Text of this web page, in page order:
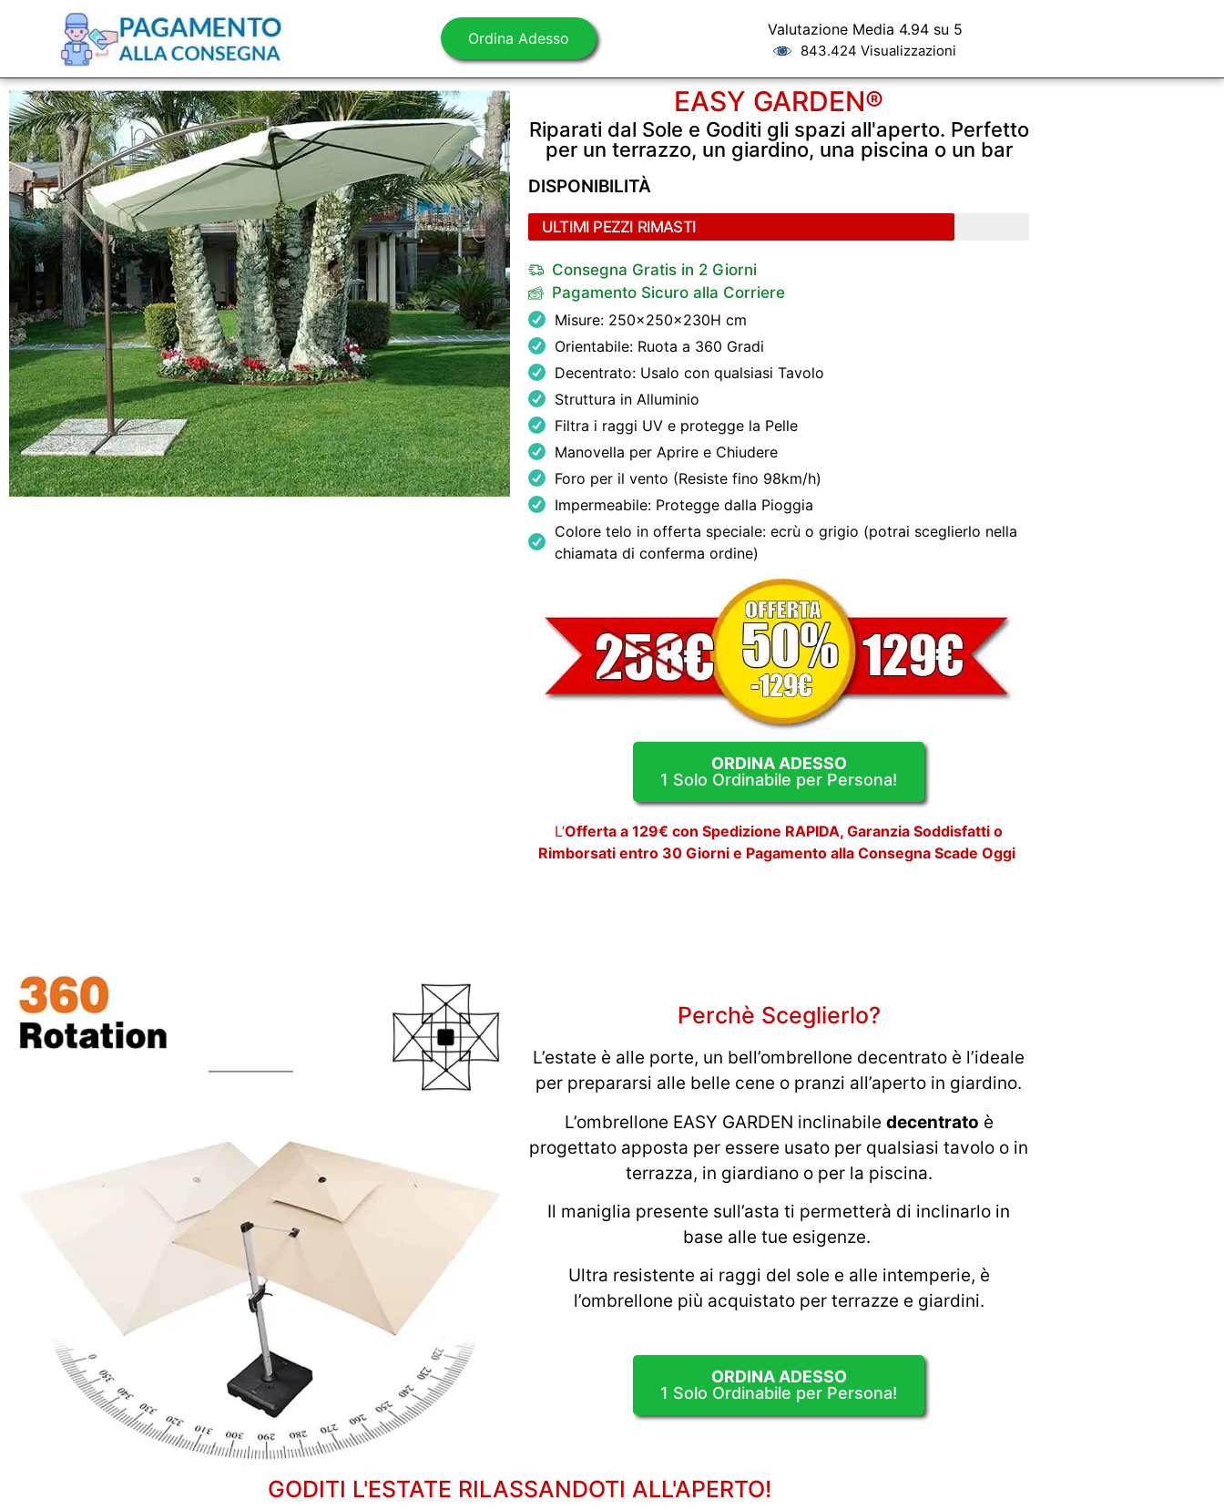
Ordina Adesso Valutazione Media 4.94 su 5
843.424 Visualizzazioni
EASY GARDEN®
Riparati dal Sole e Goditi gli spazi all'aperto. Perfetto
per un terrazzo, un giardino, una piscina o un bar
DISPONIBILITÀ
ULTIMI PEZZI RIMASTI
Consegna Gratis in 2 Giorni
Pagamento Sicuro alla Corriere
Misure: 250x250x230H cm
Orientabile: Ruota a 360 Gradi
Decentrato: Usalo con qualsiasi Tavolo
Struttura in Alluminio
Filtra i raggi UV e protegge la Pelle
Manovella per Aprire e Chiudere
Foro per il vento (Resiste fino 98km/h)
Impermeabile: Protegge dalla Pioggia
Colore telo in offerta speciale: ecrù o grigio (potrai sceglierlo nella
chiamata di conferma ordine)
ORDINA ADESSO
1 Solo Ordinabile per Persona!
L’Offerta a 129€ con Spedizione RAPIDA, Garanzia Soddisfatti o
Rimborsati entro 30 Giorni e Pagamento alla Consegna Scade Oggi
Perchè Sceglierlo?
L’estate è alle porte, un bell’ombrellone decentrato è l’ideale
per prepararsi alle belle cene o pranzi all’aperto in giardino.
L’ombrellone EASY GARDEN inclinabile decentrato è
progettato apposta per essere usato per qualsiasi tavolo o in
terrazza, in giardiano o per la piscina.
Il maniglia presente sull’asta ti permetterà di inclinarlo in
base alle tue esigenze.
Ultra resistente ai raggi del sole e alle intemperie, è
l’ombrellone più acquistato per terrazze e giardini.
ORDINA ADESSO
1 Solo Ordinabile per Persona!
GODITI L'ESTATE RILASSANDOTI ALL'APERTO!